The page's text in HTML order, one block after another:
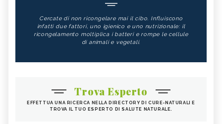
Cercate di non ricongelare mai il cibo. Influiscono
infatti due fattori, uno igienico e uno nutrizionale: il
ricongelamento moltiplica i batteri e rompe le cellule
di animali e vegetali.
Trova Esperto
EFFETTUA UNA RICERCA NELLA DIRECTORY DI CURE-NATURALI E
TROVA IL TUO ESPERTO DI SALUTE NATURALE.